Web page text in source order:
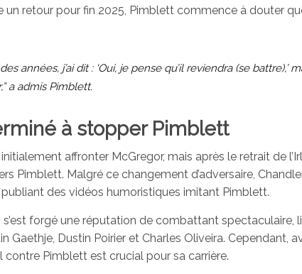
un retour pour fin 2025, Pimblett commence à douter
années, j’ai dit : ‘Oui, je pense qu’il reviendra (se battre),’
a admis Pimblett.
à stopper Pimblett
affronter McGregor, mais après le retrait de
Pimblett. Malgré ce changement d’adversaire,
des vidéos humoristiques imitant Pimblett.
forgé une réputation de combattant spectaculaire,
Gaethje, Dustin Poirier et Charles Oliveira. Cependant,
contre Pimblett est crucial pour sa carrière.